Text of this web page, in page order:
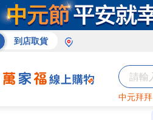
到店取貨
中元拜拜